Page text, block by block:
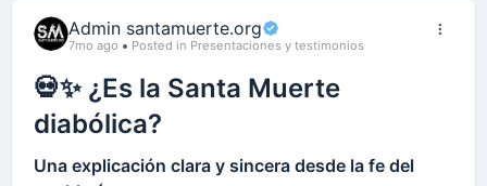
Coloca todo en un pequeño espacio limpio y
tranquilo.
Enciende la vela blanca y el incienso.
nombre.
Admin santamuerte.org
7mo ago Posted in Presentaciones y testimonios
💀✨ ¿Es la Santa Muerte
diabólica?
Una explicación clara y sincera desde la fe del